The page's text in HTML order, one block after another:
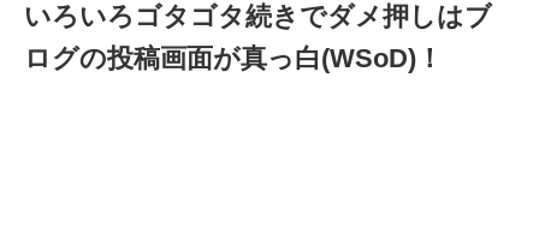
いろいろゴタゴタ続きでダメ押しはブ
ログの投稿画面が真っ白(WSoD)！